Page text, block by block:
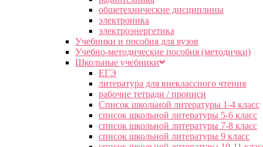
общетехнические дисциплины
электроника
электроэнергетика
Учебники и пособия для вузов
Учебно-методические пособия (методички)
Школьные учебники
ЕГЭ
литература для внеклассного чтения
рабочие тетради / прописи
Список школьной литературы 1-4 класс
список школьной литературы 5-6 класс
список школьной литературы 7-8 класс
список школьной литературы 9 класс